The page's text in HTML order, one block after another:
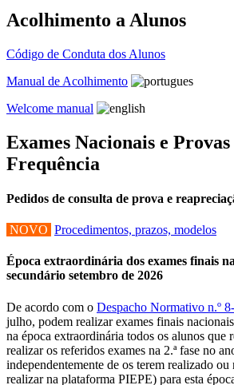
Acolhimento a Alunos
Código de Conduta dos Alunos
Manual de Acolhimento
Welcome manual
Exames Nacionais e
Frequência
Pedidos de consulta de prova e
NOVO Procedimentos, prazos, modelos
Época extraordinária dos exames finais
secundário setembro de 2026
De acordo com o Despacho Normativo n.º
julho, podem realizar exames finais
na época extraordinária todos os alunos que
realizar os referidos exames na 2.ª fase no
independentemente de os terem realizado
realizar na plataforma PIEPE) para esta